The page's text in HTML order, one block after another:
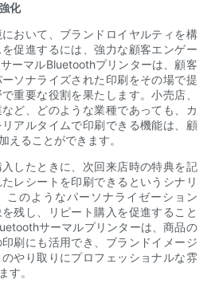
化
おいて、ブランドロイヤルティを構
促進するには、強力な顧客エンゲー
ーマルBluetoothプリンターは、顧客
ソナライズされた印刷をその場で提
重要な役割を果たします。小売店、
ど、どのような業種であっても、カ
アルタイムで印刷できる機能は、顧
えることができます。
したときに、次回来店時の特典を記
レシートを印刷できるというシナリ
このようなパーソナライゼーション
残し、リピート購入を促進すること
サーマルプリンターは、商品の
刷にも活用でき、ブランドイメージ
やり取りにプロフェッショナルな雰
す。